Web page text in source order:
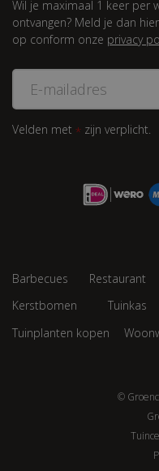
Wil je maximaal 1 keer per
ontvangen? Meld je dan
op conform onze privacy
Velden met * zijn verplicht.
Barbecues Restaurant
Kerstbomen
Tuinkas
Tuinplanten kopen
©